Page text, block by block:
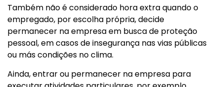
Também não é considerado hora extra quando o
empregado, por escolha própria, decide
permanecer na empresa em busca de proteção
pessoal, em casos de insegurança nas vias públicas
ou más condições no clima.
Ainda, entrar ou permanecer na empresa para